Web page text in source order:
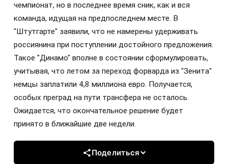
чемпионат, но в последнее время сник, как и вся
команда, идущая на предпоследнем месте. В
"Штутгарте" заявили, что не намерены удерживать
россиянина при поступлении достойного предложения.
Такое "Динамо" вполне в состоянии сформулировать,
учитывая, что летом за переход форварда из "Зенита"
немцы заплатили 4,8 миллиона евро. Получается,
особых преград на пути трансфера не осталось.
Ожидается, что окончательное решение будет
принято в ближайшие две недели.
Поделиться